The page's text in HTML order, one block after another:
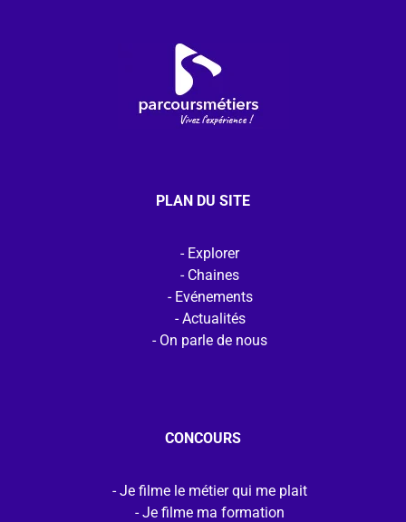
PLAN DU SITE
Explorer
Chaines
Evénements
Actualités
On parle de nous
CONCOURS
Je filme le métier qui me plait
Je filme ma formation